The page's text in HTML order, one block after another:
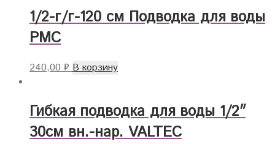
1/2-г/г-120 см Подводка для воды
РМС
240,00₽ В корзину
Гибкая подводка для воды 1/2″
30см вн.-нар. VALTEC